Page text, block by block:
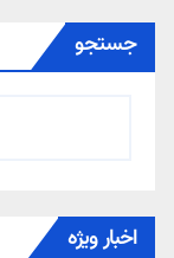
جستجو
اخبار ویژه